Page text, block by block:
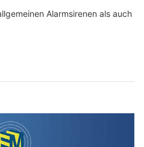
Alarmsirenen als auch